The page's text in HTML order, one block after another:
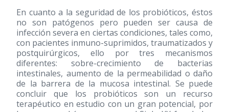
En cuanto a la seguridad de los probióticos, éstos
no son patógenos pero pueden ser causa de
infección severa en ciertas condiciones, tales como,
con pacientes inmuno-suprimidos, traumatizados y
postquirúrgicos, ello por tres mecanismos
diferentes: sobre-crecimiento de bacterias
intestinales, aumento de la permeabilidad o daño
de la barrera de la mucosa intestinal. Se puede
concluir que los probióticos son un recurso
terapéutico en estudio con un gran potencial, por